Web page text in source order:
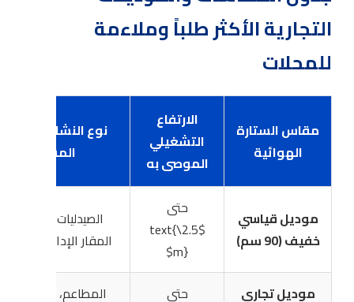
التجارية الأكثر طلباً وملاءمة
للمحلات
مقاس الستارة
الهوائية
الارتفاع
التشغيلي
الموصى به
نوع النشاط التجاري
المقترح
موديل قياسي
خفيف (90 سم)
حتى
$2.5\text{
m}$
الصيدليات، الأكشاك،
المقار الإدارية
موديل تجاري
حتى
المطاعم، الكافيهات،